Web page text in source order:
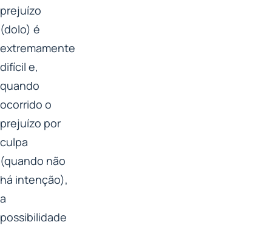
prejuízo
(dolo) é
extremamente
difícil e,
quando
ocorrido o
prejuízo por
culpa
(quando não
há intenção),
a
possibilidade